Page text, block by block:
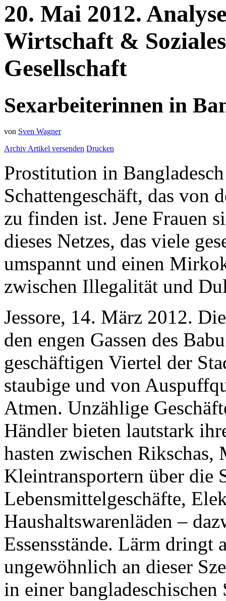
20. Mai 2012.
Wirtschaft &
Gesellschaft
Sexarbeiterinnen in
von Sven Wagner
ArchivArtikel versenden Drucken
Prostitution in
Schattengeschäft, das von
zu finden ist. Jene Frauen
dieses Netzes, das viele
umspannt und einen
zwischen Illegalität und
Jessore, 14. März 2012.
den engen Gassen des
geschäftigen Viertel der
staubige und von
Atmen. Unzählige
Händler bieten lautstark
hasten zwischen Rikschas,
Kleintransportern über die
Lebensmittelgeschäfte,
Haushaltswarenläden –
Essensstände. Lärm dringt
ungewöhnlich an dieser
in einer bangladeschischen